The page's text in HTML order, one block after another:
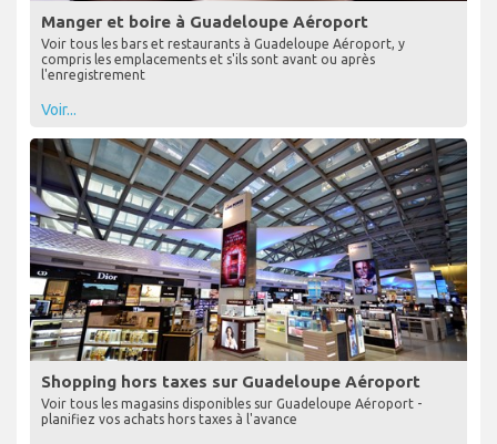
Manger et boire à Guadeloupe Aéroport
Voir tous les bars et restaurants à Guadeloupe Aéroport, y
compris les emplacements et s'ils sont avant ou après
l'enregistrement
Voir...
Shopping hors taxes sur Guadeloupe Aéroport
Voir tous les magasins disponibles sur Guadeloupe Aéroport -
planifiez vos achats hors taxes à l'avance